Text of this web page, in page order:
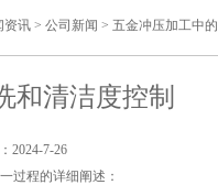
资讯 > 公司新闻 > 五金冲压加工中
和清洁度控制
2024-7-26
过程的详细阐述：